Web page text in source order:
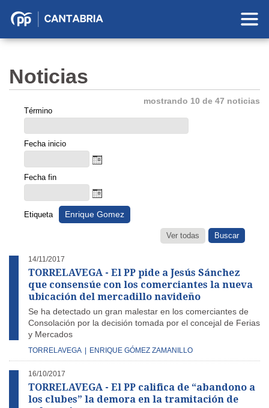
Partido
Cantabria
Noticias
mostrando 10 de 47 noticias
Término
Fecha inicio
Fecha fin
Etiqueta Enrique Gomez
Ver todas
14/11/2017
TORRELAVEGA - El PP pide a Jesús Sánchez
que consensúe con los comerciantes la nueva
ubicación del mercadillo navideño
Se ha detectado un gran malestar en los comerciantes de
Consolación por la decisión tomada por el concejal de Ferias
y Mercados
TORRELAVEGA ENRIQUE GÓMEZ ZAMANILLO
16/10/2017
TORRELAVEGA - El PP califica de “abandono a
los clubes” la demora en la tramitación de